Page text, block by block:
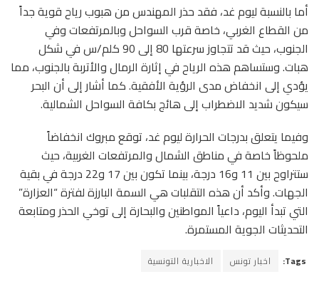
أما بالنسبة ليوم غد، فقد حذر المهندس من هبوب رياح قوية جداً
من القطاع الغربي، خاصة قرب السواحل وبالمرتفعات وفي
الجنوب، حيث قد تتجاوز سرعتها 80 إلى 90 كلم/س في شكل
هبات. وستساهم هذه الرياح في إثارة الرمال والأتربة بالجنوب، مما
يؤدي إلى انخفاض مدى الرؤية الأفقية. كما أشار إلى أن البحر
سيكون شديد الاضطراب إلى هائج بكافة السواحل الشمالية.
وفيما يتعلق بدرجات الحرارة ليوم غد، توقع مبروك انخفاضاً
ملحوظاً خاصة في مناطق الشمال والمرتفعات الغربية، حيث
ستتراوح بين 11 و16 درجة، بينما تكون بين 17 و22 درجة في بقية
الجهات. وأكد أن هذه التقلبات هي السمة البارزة لفترة “العزارة”
التي تبدأ اليوم، داعياً المواطنين والبحارة إلى توخي الحذر ومتابعة
التحديثات الجوية المستمرة.
Tags: اخبار تونس الاخبارية التونسية